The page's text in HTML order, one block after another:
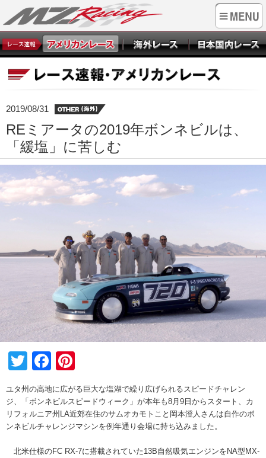
2019/08/31
REミアータの2019年ボンネビルは、
「緩塩」に苦しむ
TwitterFacebook
ユタ州の高地に広がる巨大な塩湖で繰り広げられるスピードチャレン
ジ、「ボンネビルスピードウィーク」が本年も8月9日からスタート、カ
リフォルニア州LA近郊在住のサムオカモトこと岡本澄人さんは自作のボ
ンネビルチャレンジマシンを例年通り会場に持ち込みました。
北米仕様のFC RX-7に搭載されていた13B自然吸気エンジンをNA型MX-